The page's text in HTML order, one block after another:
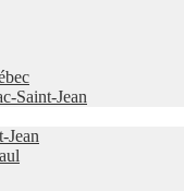
Saint-Jean
Jean